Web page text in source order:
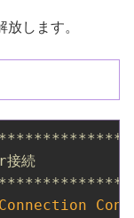
します。
続